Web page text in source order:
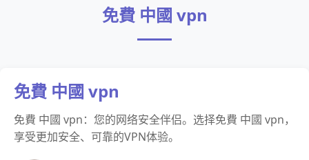
免費 中國 vpn
免費 中國 vpn
免費 中國 vpn：您的网络安全伴侣。选择免費 中國 vpn，
享受更加安全、可靠的VPN体验。